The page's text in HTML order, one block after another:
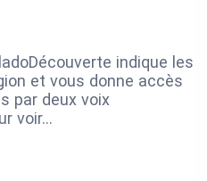
indique les
et vous donne accès
par deux voix
voir…